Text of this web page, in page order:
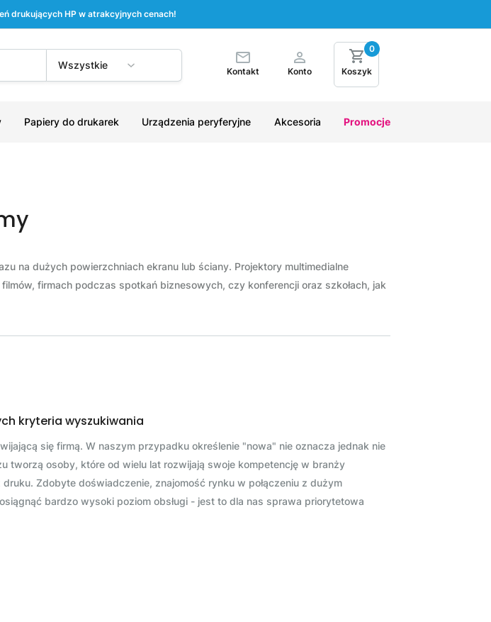
drukujących HP w atrakcyjnych cenach!
Wszystkie
Kontakt Konto Koszyk
0
Papiery do drukarek Urządzenia peryferyjne Akcesoria Promocje
na dużych powierzchniach ekranu lub ściany. Projektory multimedialne
firmach podczas spotkań biznesowych, czy konferencji oraz szkołach, jak
kryteria wyszukiwania
się firmą. W naszym przypadku określenie "nowa" nie oznacza jednak nie
tworzą osoby, które od wielu lat rozwijają swoje kompetencję w branży
druku. Zdobyte doświadczenie, znajomość rynku w połączeniu z dużym
bardzo wysoki poziom obsługi - jest to dla nas sprawa priorytetowa